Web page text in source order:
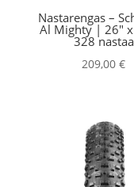
Nastarengas –
Al Mighty | 26″
328 nastaa
209,00€